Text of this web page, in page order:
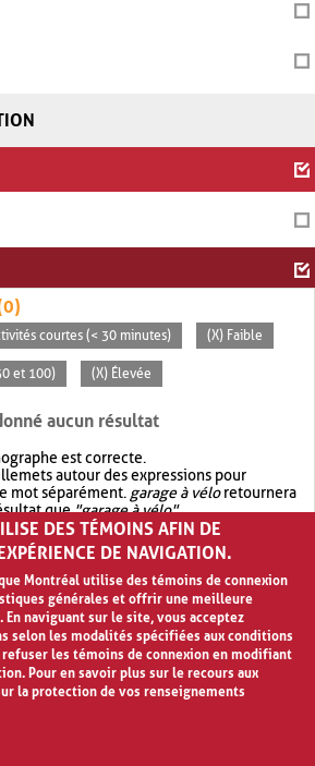
courtes (< 30 minutes) (X) Faible
et 100) (X) Élevée
aucun résultat
est correcte.
autour des expressions pour
mot séparément. garage à véloretournera
que"garage à vélo".
votre recherche avec OR.garage OR vélo
plus de résultat quegarage à vélo
DES TÉMOINS AFIN DE
DE NAVIGATION.
Montréal utilise des témoins de connexion
générales et offrir une meilleure
naviguant sur le site, vous acceptez
selon les modalités spécifiées aux conditions
les témoins de connexion en modifiant
Pour en savoir plus sur le recours aux
la protection de vos renseignements